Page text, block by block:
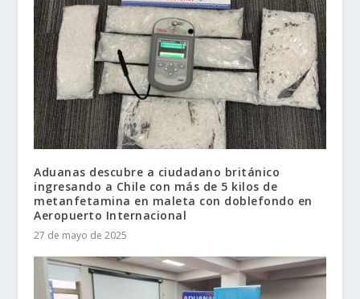
Aduanas descubre a ciudadano británico
ingresando a Chile con más de 5 kilos de
metanfetamina en maleta con doblefondo en
Aeropuerto Internacional
27 de mayo de 2025